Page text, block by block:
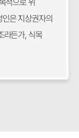
적으로 위
은 지상권자의
라든가, 식목